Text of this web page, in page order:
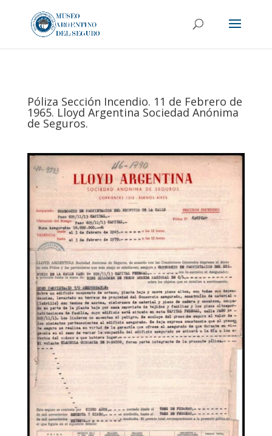
Póliza Sección Incendio. 11 de Febrero de
1965. Lloyd Argentina Sociedad Anónima
de Seguros.